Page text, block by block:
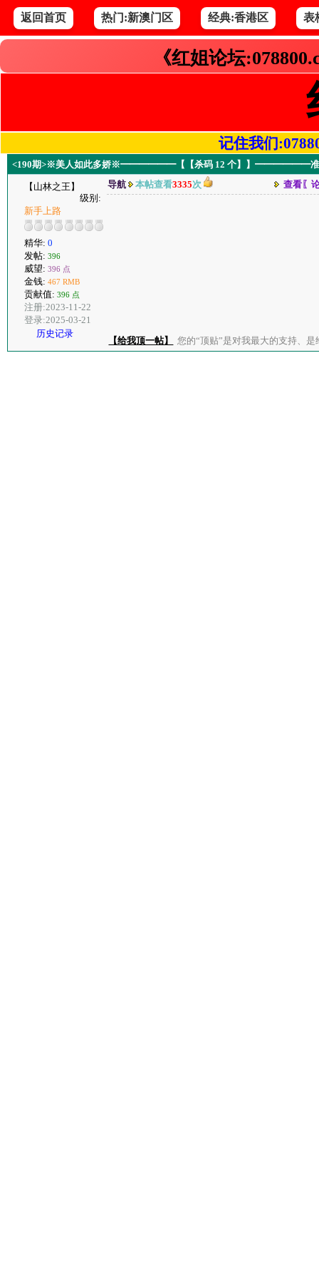
返回首页 热门:新澳门区 经典:香港区 表
《红姐论坛
记住我们
<190期>※美人如此多娇※━━━━━━【【杀码 12 个】】━━━━━━准
【山林之王】
级别:
新手上路
精华: 0
发帖: 396
威望: 396 点
金钱: 467 RMB
贡献值: 396 点
注册:2023-11-22
登录:2025-03-21
历史记录
导航 本帖查看3335次 查看〖
【给我顶一帖】 您的“顶贴”是对我最大的支持、